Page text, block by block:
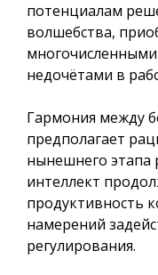
потенциалам
волшебства,
недочётами в
Гармония между
предполагает
нынешнего этапа
интеллект
продуктивность
намерений
регулирования.